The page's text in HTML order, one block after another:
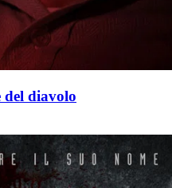
diavolo